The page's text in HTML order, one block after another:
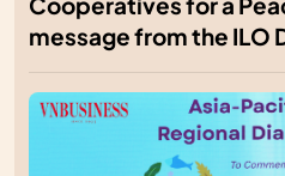
message from the ILO